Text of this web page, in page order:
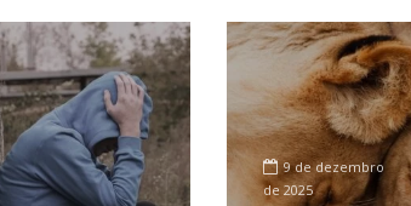
9 de dezembro
de 2025